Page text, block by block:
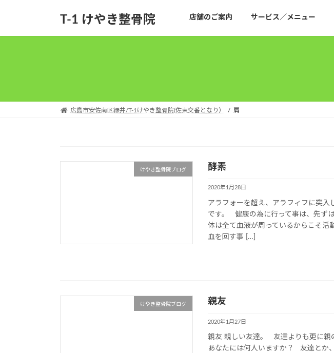
T-1 けやき整骨院 店舗のご案内 サービス／メニュー
広島市安佐南区緑井/T-1けやき整骨院(佐東交番となり） 肩
けやき整骨院ブログ 酵素
2020年1月28日
アラフォーを超え、アラフィフに突入
です。 健康の為に行って事は、先ず
体は全て血液が周っているからこそ活
血を回す事 […]
けやき整骨院ブログ 親友
2020年1月27日
親友 親しい友達。 友達よりも更に親
あなたには何人いますか？ 友達とか